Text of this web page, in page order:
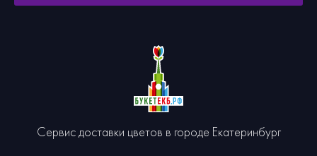
Сервис доставки цветов в городе Екатеринбург